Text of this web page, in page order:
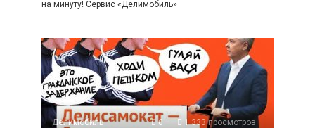
на минуту! Сервис «Делимобиль»
Делимобиль 0 1 333 просмотров